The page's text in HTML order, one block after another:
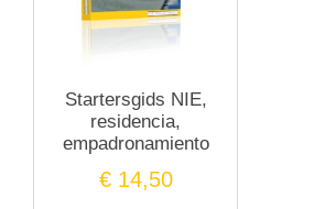
Startersgids NIE,
residencia,
empadronamiento
€14,50